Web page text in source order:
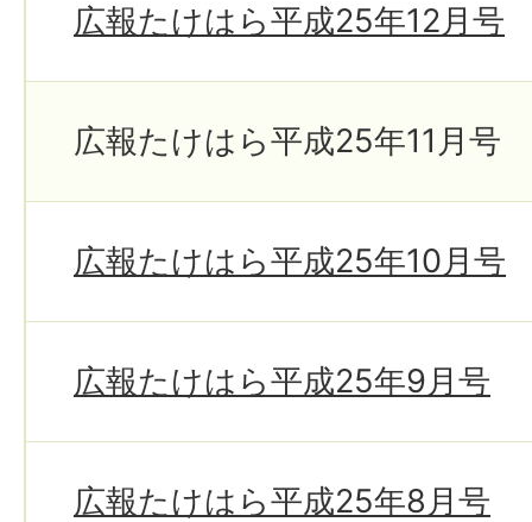
広報たけはら平成25年12月号
広報たけはら平成25年11月号
広報たけはら平成25年10月号
広報たけはら平成25年9月号
広報たけはら平成25年8月号